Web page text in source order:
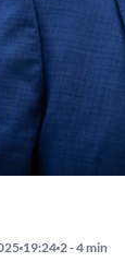
19:24 2 - 4 min